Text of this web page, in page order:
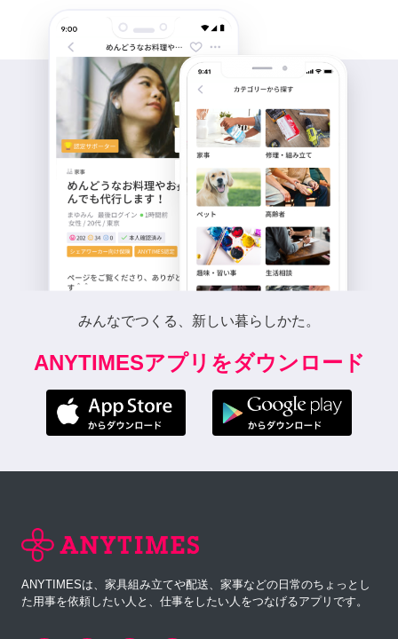
みんなでつくる、新しい暮らしかた。
ANYTIMESアプリをダウンロード
ANYTIMESは、家具組み立てや配送、家事などの日常のちょっとし
た用事を依頼したい人と、仕事をしたい人をつなげるアプリです。